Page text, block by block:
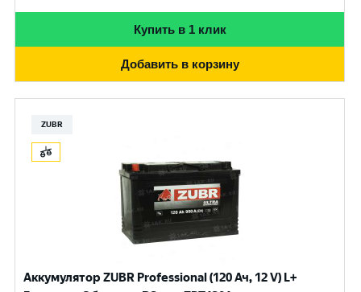
Купить в 1 клик
Добавить в корзину
ZUBR
Аккумулятор ZUBR Professional (120 Ач, 12 V) L+